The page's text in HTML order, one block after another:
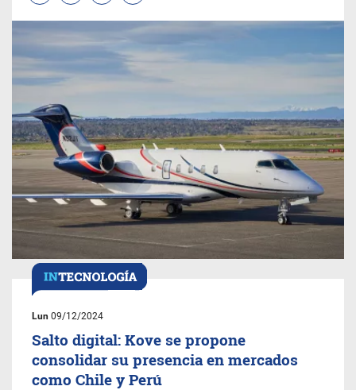
Lun 09/12/2024
Salto digital: Kove se propone
consolidar su presencia en mercados
como Chile y Perú